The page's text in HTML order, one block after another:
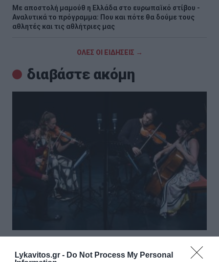
Lykavitos.gr - Do Not Process My Personal
Με αποστολή μαμούθ η Ελλάδα στο ευρωπαϊκό στίβου -
Αναλυτικά το πρόγραμμα: Που και πότε θα δούμε τους
αθλητές και τις αθλήτριες μας
ΟΛΕΣ ΟΙ ΕΙΔΗΣΕΙΣ →
διαβάστε ακόμη
από τις 24 Αυγούστου έως τις 6 Σεπτεμβρίου